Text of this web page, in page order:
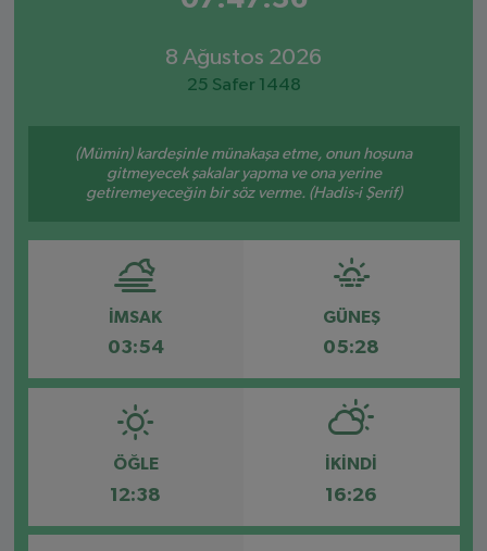
8 Ağustos 2026
25 Safer 1448
(Mümin) kardeşinle münakaşa etme, onun hoşuna
gitmeyecek şakalar yapma ve ona yerine
getiremeyeceğin bir söz verme. (Hadis-i Şerif)
İMSAK
03:54
GÜNEŞ
05:28
ÖĞLE
12:38
İKINDI
16:26